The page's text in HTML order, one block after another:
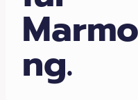
ng.